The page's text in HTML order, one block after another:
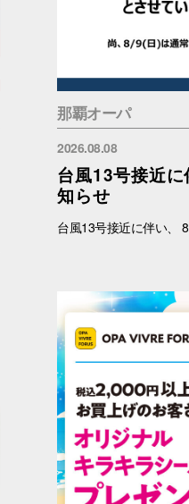
那覇オーパ
2026.08.08
台風13号接近
知らせ